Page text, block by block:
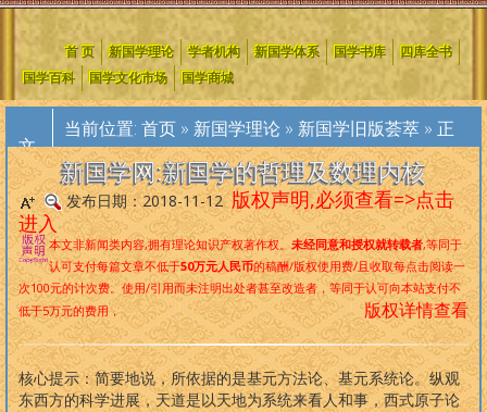
新国学网起始于1999年，2002年更名为新国学网
，是中国最早的两个
国学网站之一，蜚声海内外，被国内外众多媒体、院校和机构(含政府
等)链接和引用，电脑时代日流量高达到一百万。
新国学网是新国学的创建者，是对中国旧腐文化进行变革的大力推行
，是中国首位且唯一的以自然科学为基础标准审视、梳理和改造传
统文化及其宗教的代表。再造华夏文化标准，重塑华夏民族精神，是
新国学网一直倡导的口号，现在，新国学理论已经是一个非常完备、
深度范畴远超旧国学/西学的系统性理论，未来世界社会结构。
版权必读
道学入
门
道教人
物
内丹修
炼
外丹阐
幽
养生撷
粹
道家文
化
佛学采
珍
拳术精
选
大
学
中
庸
论
语
孟
子
周
易
诗
经
尚
书
礼
记
春秋左
传
古典小说
现代小说 古典诗词 现代诗歌 外国文学 名家文集 另类作品
笑话大全
武侠小说
言情小说 古典散文 现代散文 纪实文学 人物传记 热门作品
原创作品
侦探小说
科幻小说 诸子百家 哲学宗教 文学常识 马列主义 文学理论 四库全书
首 页 新国学理论 学者机构 新国学体系 国学书库
四库全书
国学百科
国学文化市场 国学商城
当前位置: 首页 » 新国学理论 » 新国学旧版荟萃 » 正
文
新国学网:新国学的哲理及数理内核
发布日期：2018-11-12版权声明,必须查看=>点击
进入
本文非新闻类内容,拥有理论知识产权著作权。 未经同意和授权就转载者,等同于
认可支付每篇文章不低于50万元人民币的稿酬/版权使用费/且收取每点击阅读一
次100元的计次费。使用/引用而未注明出处者甚至改造者，等同于认可向本站支付不
低于5万元的费用，
版权详情查看
核心提示：简要地说，所依据的是基元方法论、基元系统论。纵观
东西方的科学进展，天道是以天地为系统来看人和事，西式原子论